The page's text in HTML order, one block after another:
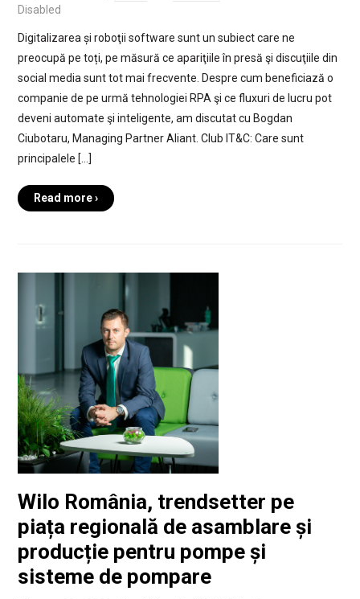
Disabled
Digitalizarea și roboţii software sunt un subiect care ne
preocupă pe toți, pe măsură ce apariţiile în presă şi discuţiile din
social media sunt tot mai frecvente. Despre cum beneficiază o
companie de pe urmă tehnologiei RPA şi ce fluxuri de lucru pot
deveni automate şi inteligente, am discutat cu Bogdan
Ciubotaru, Managing Partner Aliant. Club IT&C: Care sunt
principalele […]
Read more ›
Wilo România, trendsetter pe
piața regională de asamblare și
producție pentru pompe și
sisteme de pompare